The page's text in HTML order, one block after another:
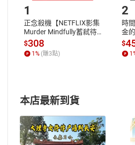
1
正念殺機【NETFLIX影集
Murder Mindfully蓄弒待
發】【電子書】
$308
1 % (賺3點)
2
時
金
$
1
本店最新到貨